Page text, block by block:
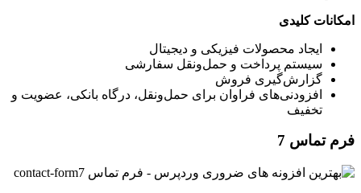
امکانات کلیدی
ایجاد محصولات فیزیکی و دیجیتال
سیستم پرداخت و حمل‌ونقل سفارشی
گزارش‌گیری فروش
افزودنی‌های فراوان برای حمل‌ونقل، درگاه بانکی، عضویت و
تخفیف
فرم تماس 7